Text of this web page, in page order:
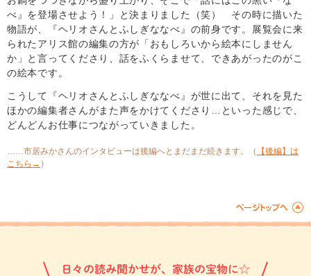
べ』を登場させよう！」と決まりました（笑） その時に描いた
物語が、『ヘリオさんとふしぎななべ』の前身です。展覧会に来
られたアリス館の編集の方が「おもしろいから絵本にしません
か」と言ってくださり、話をふくらませて、できあがったのがこ
の絵本です。
こうして『ヘリオさんとふしぎななべ』が世に出て、それを見た
ほかの編集者さんがまた声をかけてくださり…といった感じで、
どんどんお仕事につながっていきました。
……市居みかさんのインタビューは後編へとまだまだ続きます。（
【後編】は
こちら→ ）
日々の読み聞かせが、家族の宝物に☆